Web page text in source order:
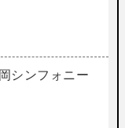
シンフォニー